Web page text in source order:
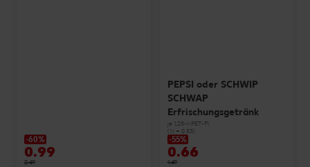
-60%
0.99
2.49
PEPSI oder SCHWIP
SCHWAP
Erfrischungsgetränk
je 1,25-l-PET-Fl.
(1 l = 0.53)
-55%
0.66
1.49